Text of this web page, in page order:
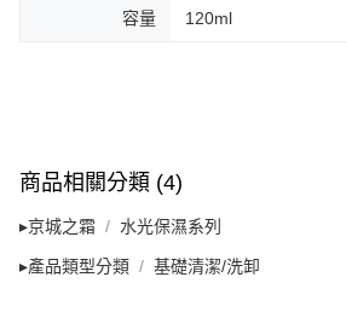
容量 120ml
商品相關分類 (4)
▸京城之霜 水光保濕系列
▸產品類型分類 基礎清潔/洗卸